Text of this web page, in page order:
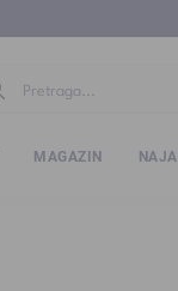
MAGAZIN